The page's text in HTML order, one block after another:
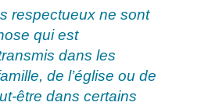
respectueux ne sont
qui est
dans les
de l’église ou de
être dans certains